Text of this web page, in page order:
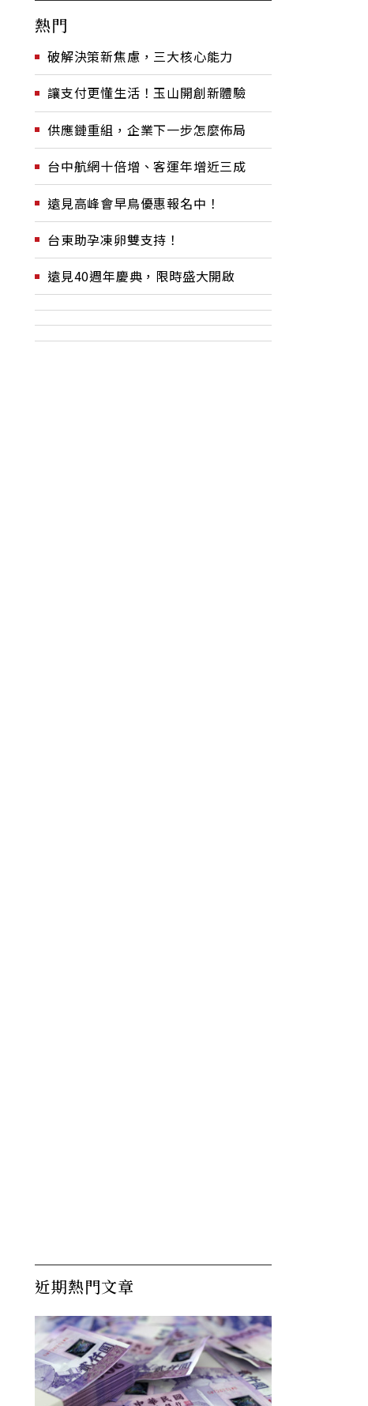
熱門
破解決策新焦慮，三大核心能力
讓支付更懂生活！玉山開創新體驗
供應鏈重組，企業下一步怎麼佈局
台中航網十倍增、客運年增近三成
遠見高峰會早鳥優惠報名中！
台東助孕凍卵雙支持！
遠見40週年慶典，限時盛大開啟
近期熱門文章